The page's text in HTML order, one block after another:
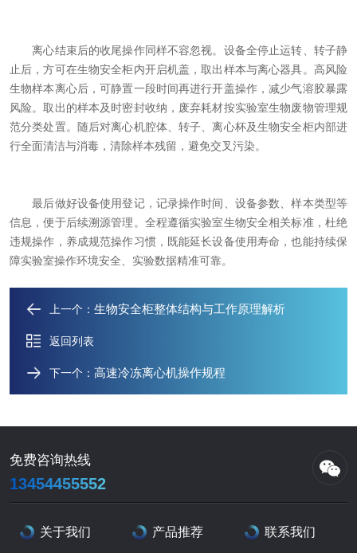
离心结束后的收尾操作同样不容忽视。设备全停止运转、转子静
止后，方可在生物安全柜内开启机盖，取出样本与离心器具。高风险
生物样本离心后，可静置一段时间再进行开盖操作，减少气溶胶暴露
风险。取出的样本及时密封收纳，废弃耗材按实验室生物废物管理规
范分类处置。随后对离心机腔体、转子、离心杯及生物安全柜内部进
行全面清洁与消毒，清除样本残留，避免交叉污染。
最后做好设备使用登记，记录操作时间、设备参数、样本类型等
信息，便于后续溯源管理。全程遵循实验室生物安全相关标准，杜绝
违规操作，养成规范操作习惯，既能延长设备使用寿命，也能持续保
障实验室操作环境安全、实验数据精准可靠。
上一个： 生物安全柜整体结构与工作原理解析
返回列表
下一个： ​高速冷冻离心机操作规程
免费咨询热线
13454455552
关于我们 产品推荐 联系我们